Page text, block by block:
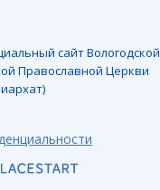
сайт Вологодской
Православной Церкви